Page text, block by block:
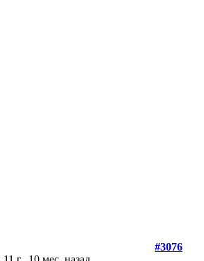
#3076